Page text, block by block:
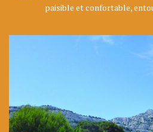
paisible et confortable,